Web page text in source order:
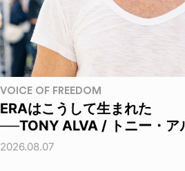
VOICE OF FREEDOM
ERAはこうして生まれた
──TONY ALVA / トニー・ア
2026.08.07